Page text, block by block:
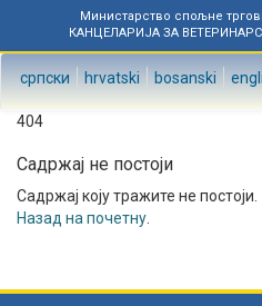
Министарство спољне
КАНЦЕЛАРИЈА ЗА
српски hrvatski bosanski
404
Садржај не постоји
Садржај коју тражите не постоји.
Назад на почетну